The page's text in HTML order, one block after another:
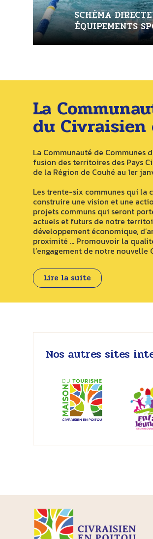
SCHÉMA
ÉQUIPEMENTS
La
du Civraisien
La Communauté de Communes
fusion des territoires des Pays
de la Région de Couhé au 1er
Les trente-six communes qui la
construire une vision et une
projets communs qui seront
actuels et futurs de notre
développement économique,
proximité … Promouvoir la
l’engagement de notre nouvelle
Lire la suite
Nos autres sites